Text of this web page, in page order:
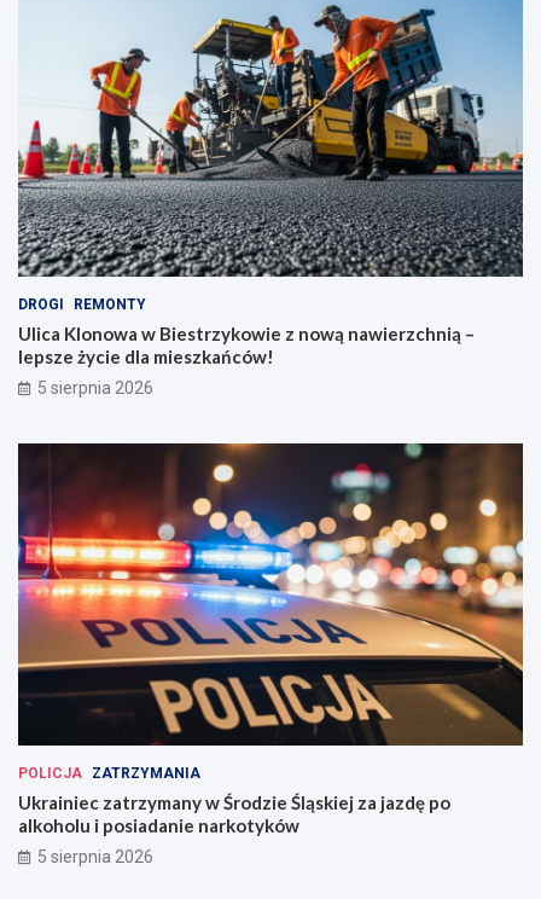
DROGI REMONTY
Ulica Klonowa w Biestrzykowie z nową nawierzchnią –
lepsze życie dla mieszkańców!
5 sierpnia 2026
POLICJA ZATRZYMANIA
Ukrainiec zatrzymany w Środzie Śląskiej za jazdę po
alkoholu i posiadanie narkotyków
5 sierpnia 2026